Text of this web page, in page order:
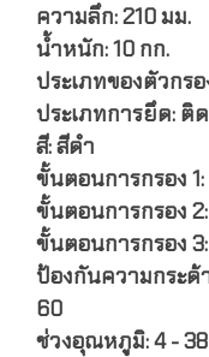
ความลึก: 210 มม.
น้ำหนัก: 10 กก.
ประเภทของตัวกร
ประเภทการยึด: ติ
สี: สีดำ
ขั้นตอนการกรอง
ขั้นตอนการกรอง
ขั้นตอนการกรอง
ป้องกันความกระด้
60
ช่วงอุณหภูมิ: 4 - 38